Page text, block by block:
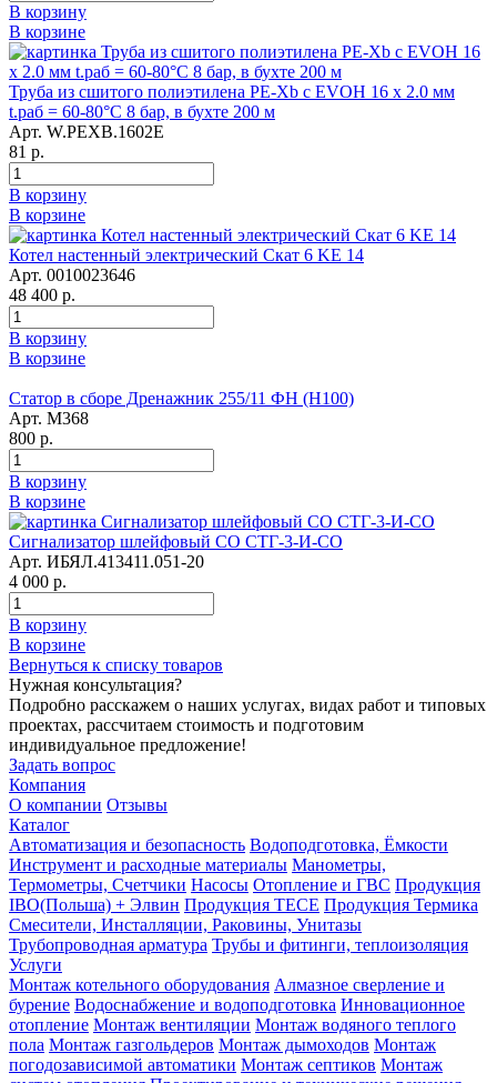
В корзину
В корзине
Труба из сшитого полиэтилена PE-Xb с EVOH 16 x 2.0 мм
t.раб = 60-80°C 8 бар, в бухте 200 м
Арт. W.PEXB.1602E
81 р.
В корзину
В корзине
Котел настенный электрический Скат 6 KE 14
Арт. 0010023646
48 400 р.
В корзину
В корзине
Статор в сборе Дренажник 255/11 ФН (Н100)
Арт. М368
800 р.
В корзину
В корзине
Сигнализатор шлейфовый СО СТГ-3-И-СО
Арт. ИБЯЛ.413411.051-20
4 000 р.
В корзину
В корзине
Вернуться к списку товаров
Нужная консультация?
Подробно расскажем о наших услугах, видах работ и типовых
проектах, рассчитаем стоимость и подготовим
индивидуальное предложение!
Задать вопрос
Компания
О компании Отзывы
Каталог
Автоматизация и безопасность Водоподготовка, Ёмкости
Инструмент и расходные материалы Манометры,
Термометры, Счетчики Насосы Отопление и ГВС Продукция
IBO(Польша) + Элвин Продукция TECE Продукция Термика
Смесители, Инсталляции, Раковины, Унитазы
Трубопроводная арматура Трубы и фитинги, теплоизоляция
Услуги
Монтаж котельного оборудования Алмазное сверление и
бурение Водоснабжение и водоподготовка Инновационное
отопление Монтаж вентиляции Монтаж водяного теплого
пола Монтаж газгольдеров Монтаж дымоходов Монтаж
погодозависимой автоматики Монтаж септиков Монтаж